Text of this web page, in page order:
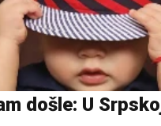
došle: U